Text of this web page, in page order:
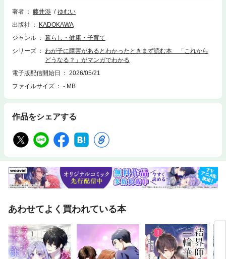
や制度も、当事者家族のリアルなエピソードを通して学べるから、忙しい
さしい本を目指しました。【内容】第1章：夫婦間トラブルにどう対処？
Q1：夫が話を聞いてくれず非協力的です。どうすればいいでしょうか？
れられない、どうすれば？ ほか第3章：学校へ通い始める Q1：もうす
ぐ小学校。どんな学びの場があり、どう選べばいいのですか？ ほか第4
章：福祉を使いこなす Q1：障害のある人や家庭はどうやって地域生活を
出て一人暮らしをしたいと言ってくる。本当に大丈夫なの？ ほか第6
著者 藤井渉
ゆむい
出版社
KADOKAWA
ジャンル
暮らし・健康・子育て
シリーズ
わが子に障害があるとわかったときまず読む本 「これから
どうなる？」がマンガでわかる
電子版配信開始日
2026/05/21
ファイルサイズ
- MB
作品をシェアする
あわせてよく買われている本